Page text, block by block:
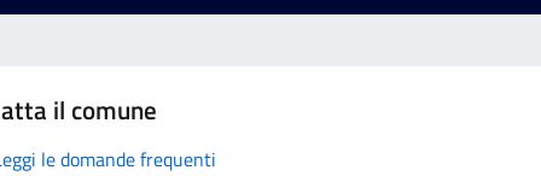
il comune
le domande frequenti